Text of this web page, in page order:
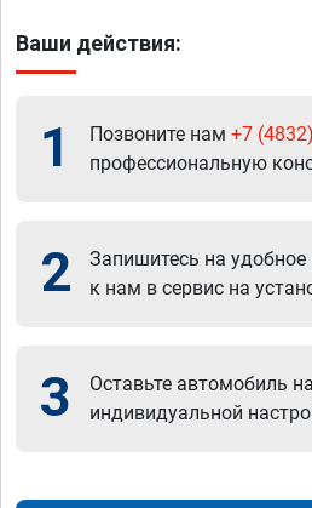
Ваши действия:
1 Позвоните нам +7
профессиональную
2
Запишитесь на
к нам в сервис на
3
Оставьте автомобиль
индивидуальной